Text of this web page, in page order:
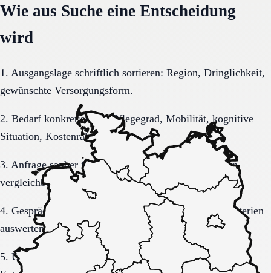
Wie aus Suche eine Entscheidung
wird
1. Ausgangslage schriftlich sortieren: Region, Dringlichkeit,
gewünschte Versorgungsform.
2. Bedarf konkretisieren: Pflegegrad, Mobilität, kognitive
Situation, Kostenrahmen.
3. Anfrage sauber formulieren, damit Rückmeldungen
vergleichbar bleiben.
4. Gespräche und Besichtigungen mit festen Muss-Kriterien
auswerten.
5. Übergang, Kommunikation und Kosten vor der